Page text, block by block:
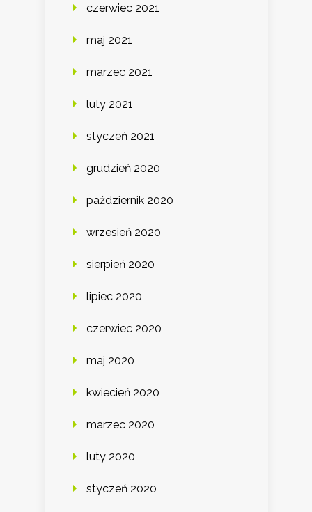
czerwiec 2021
maj 2021
marzec 2021
luty 2021
styczeń 2021
grudzień 2020
październik 2020
wrzesień 2020
sierpień 2020
lipiec 2020
czerwiec 2020
maj 2020
kwiecień 2020
marzec 2020
luty 2020
styczeń 2020